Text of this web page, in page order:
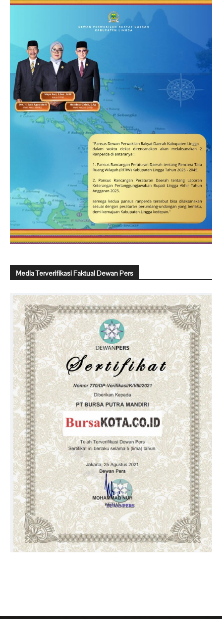
Media Terverifikasi Faktual Dewan Pers